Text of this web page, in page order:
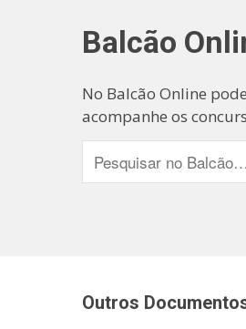
Balcão
No Balcão Online
acompanhe os
Outros